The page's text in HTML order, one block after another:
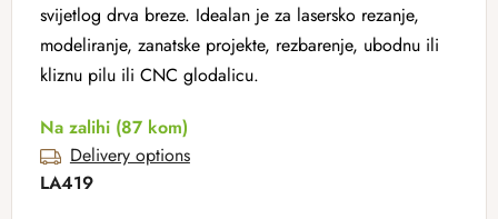
svijetlog drva breze. Idealan je za lasersko rezanje,
modeliranje, zanatske projekte, rezbarenje, ubodnu ili
kliznu pilu ili CNC glodalicu.
Na zalihi (87 kom)
Delivery options
LA419